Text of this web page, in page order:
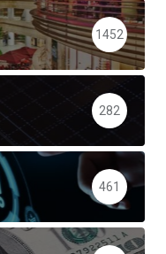
1452
282
461